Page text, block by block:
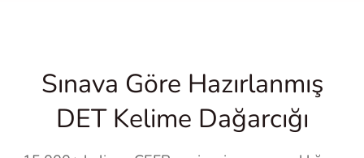
Sınava Göre Hazırlanmış
DET Kelime Dağarcığı